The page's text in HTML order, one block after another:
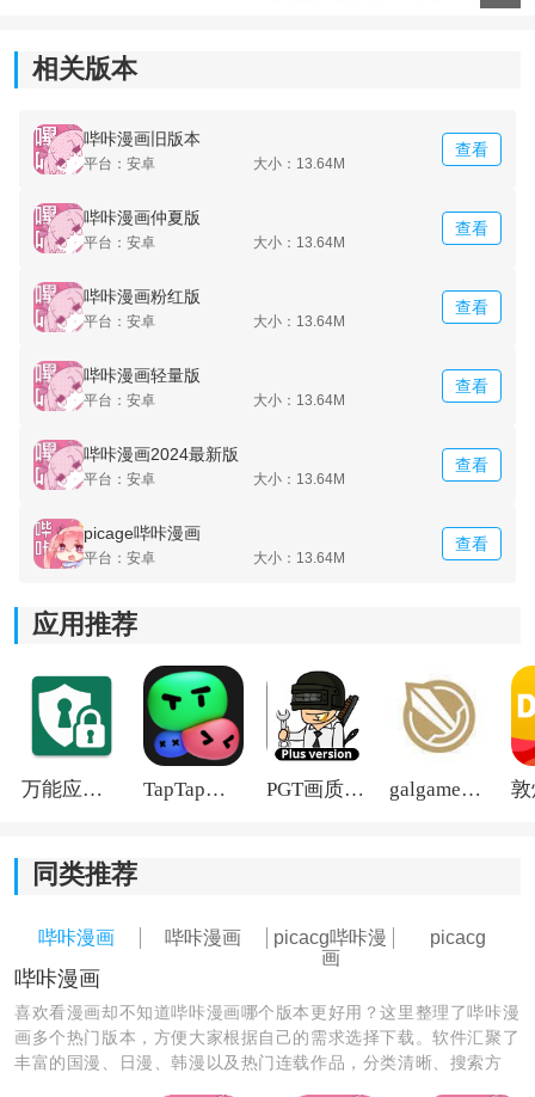
1.清晰的画面效果，拥有着完美的质感，采用了最先进的
图片处理技术，让用户的视觉体验达到了极致。
2.安装包体积小巧，既节省了流量又节省了内存空间，无
论任何版本的智能手机都不会出现运行压力。
相关版本
哔咔漫画旧版本
平台：安卓 大小：13.64M
查看
哔咔漫画仲夏版
平台：安卓 大小：13.64M
查看
哔咔漫画粉红版
平台：安卓 大小：13.64M
查看
哔咔漫画轻量版
平台：安卓 大小：13.64M
查看
哔咔漫画2024最新版
平台：安卓 大小：13.64M
查看
picage哔咔漫画
平台：安卓 大小：13.64M
查看
应用推荐
万能应用隐藏 TapTap国际版2026 PGT画质助手旧版 galgame游戏盒子2026
同类推荐
哔咔漫画 哔咔漫画
picacg哔咔漫
画
picacg
哔咔漫画
喜欢看漫画却不知道哔咔漫画哪个版本更好用？这里整理了哔咔漫
画多个热门版本，方便大家根据自己的需求选择下载。软件汇聚了
丰富的国漫、日漫、韩漫以及热门连载作品，分类清晰、搜索方